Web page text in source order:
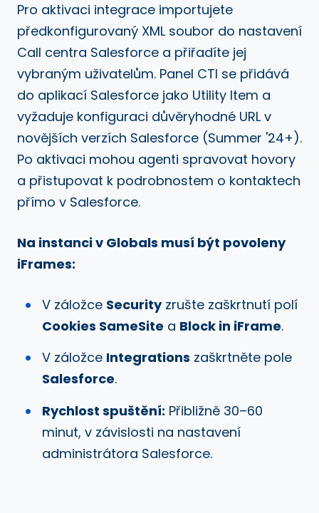
Pro aktivaci integrace importujete
předkonfigurovaný XML soubor do nastavení
Call centra Salesforce a přiřadíte jej
vybraným uživatelům. Panel CTI se přidává
do aplikací Salesforce jako Utility Item a
vyžaduje konfiguraci důvěryhodné URL v
novějších verzích Salesforce (Summer '24+).
Po aktivaci mohou agenti spravovat hovory
a přistupovat k podrobnostem o kontaktech
přímo v Salesforce.
Na instanci v Globals musí být povoleny
iFrames:
V záložce Securityzrušte zaškrtnutí polí
Cookies SameSite a Block in iFrame.
V záložce Integrations zaškrtněte pole
Salesforce.
Rychlost spuštění: Přibližně 30–60
minut, v závislosti na nastavení
administrátora Salesforce.